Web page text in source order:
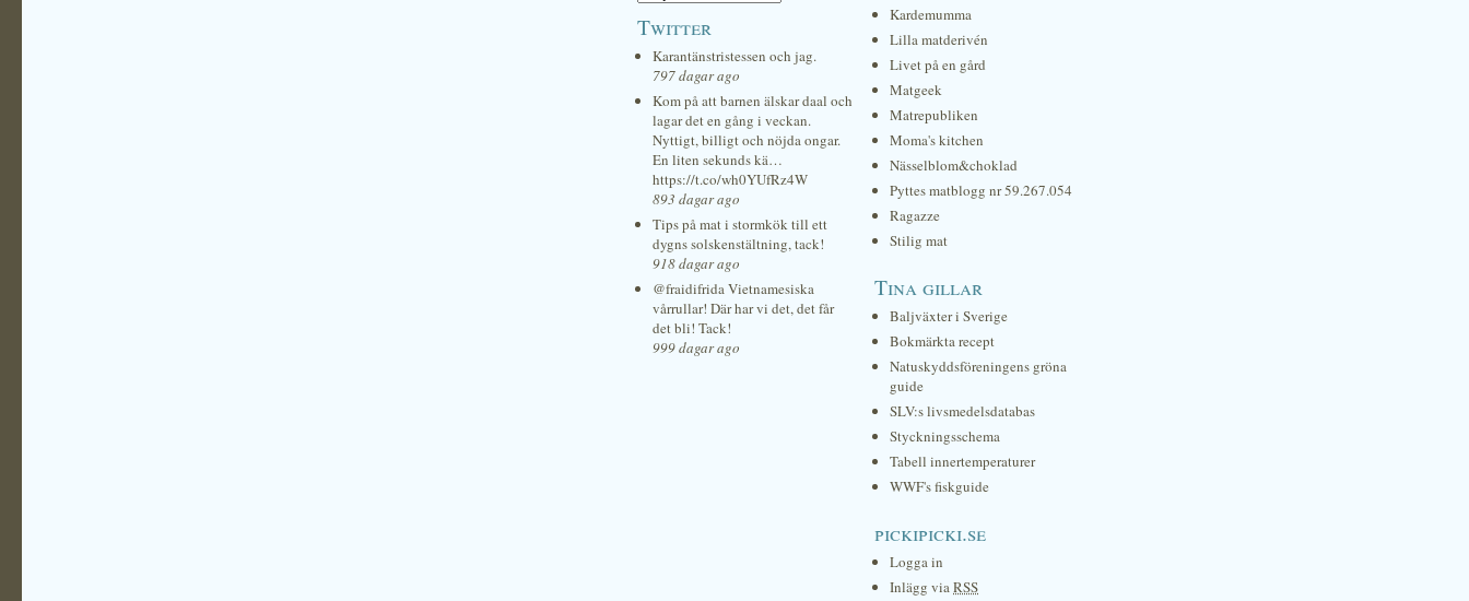
Twitter
Karantänstristessen och jag.
797 dagar ago
Kom på att barnen älskar daal och
lagar det en gång i veckan.
Nyttigt, billigt och nöjda ongar.
En liten sekunds kä…
https://t.co/wh0YUfRz4W
893 dagar ago
Tips på mat i stormkök till ett
dygns solskenstältning, tack!
918 dagar ago
@fraidifrida Vietnamesiska
vårrullar! Där har vi det, det får
det bli! Tack!
999 dagar ago
Kardemumma
Lilla matderivén
Livet på en gård
Matgeek
Matrepubliken
Moma's kitchen
Nässelblom&choklad
Pyttes matblogg nr 59.267.054
Ragazze
Stilig mat
Tina gillar
Baljväxter i Sverige
Bokmärkta recept
Natuskyddsföreningens gröna
guide
SLV:s livsmedelsdatabas
Styckningsschema
Tabell innertemperaturer
WWF's fiskguide
pickipicki.se
Logga in
Inlägg viaRSS